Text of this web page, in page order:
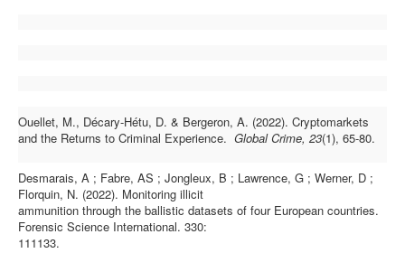
Ouellet, M., Décary-Hétu, D. & Bergeron, A. (2022). Cryptomarkets
and the Returns to Criminal Experience. Global Crime, 23(1), 65-80.
Desmarais, A ; Fabre, AS ; Jongleux, B ; Lawrence, G ; Werner, D ;
Florquin, N. (2022). Monitoring illicit
ammunition through the ballistic datasets of four European countries.
Forensic Science International. 330:
111133.